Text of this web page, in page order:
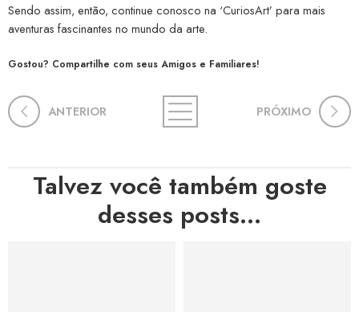
Sendo assim, então, continue conosco na ‘CuriosArt’ para mais
aventuras fascinantes no mundo da arte.
Gostou? Compartilhe com seus Amigos e Familiares!
ANTERIOR PRÓXIMO
Talvez você também goste
desses posts...